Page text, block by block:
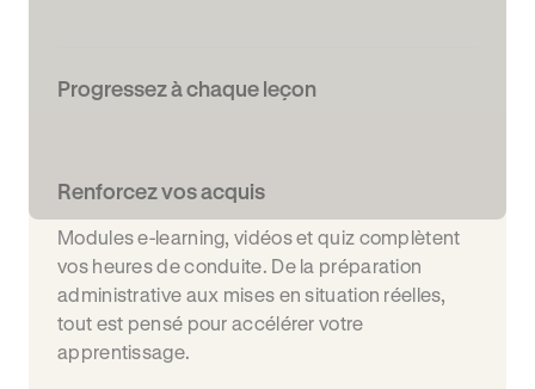
Progressez à chaque leçon
Renforcez vos acquis
Modules e-learning, vidéos et quiz complètent
vos heures de conduite. De la préparation
administrative aux mises en situation réelles,
tout est pensé pour accélérer votre
apprentissage.